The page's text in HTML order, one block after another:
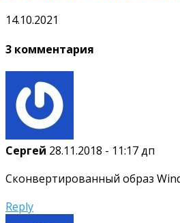
14.10.2021
3 комментария
Сергей 28.11.2018 - 11:17 дп
Сконвертированный образ
Reply